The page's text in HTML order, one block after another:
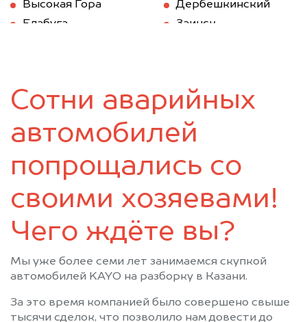
Высокая Гора
Дербешкинский
Елабуга
Заинск
Кукмор
Лаишево
Мамадыш
Менделеевск
Мензелинск
Муслюмово
Набережные Челны
Нижнекамск
Новошешминск
Нурлат
Пестрецы
Старое Дрожжаное
Тетюши
Сотни аварийных
автомобилей
попрощались со
своими хозяевами!
Чего ждёте вы?
Мы уже более семи лет занимаемся скупкой
автомобилей KAYO на разборку в Казани.
За это время компанией было совершено свыше
тысячи сделок, что позволило нам довести до